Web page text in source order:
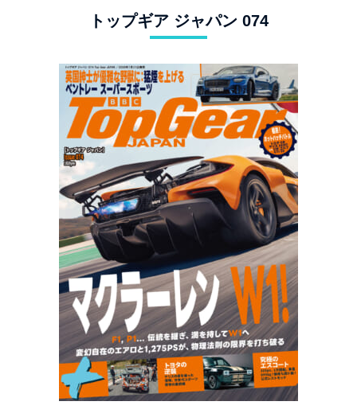
トップギア ジャパン 074